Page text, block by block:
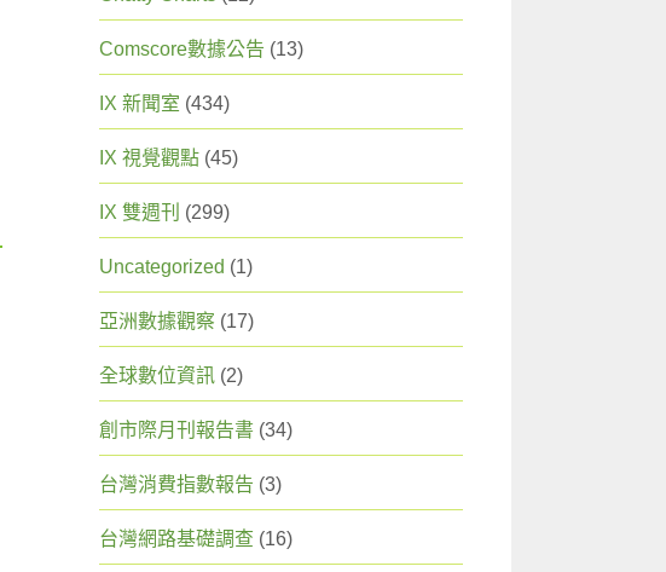
Comscore數據公告 (13)
IX 新聞室 (434)
IX 視覺觀點 (45)
IX 雙週刊 (299)
Uncategorized (1)
亞洲數據觀察 (17)
全球數位資訊 (2)
創市際月刊報告書 (34)
台灣消費指數報告 (3)
台灣網路基礎調查 (16)